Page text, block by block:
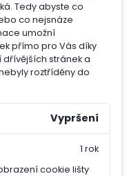
Tedy abyste co
co nejsnáze
umožní
přímo pro Vás díky
stránek a
roztříděny do
Vypršení
cookie lišty
1 rok